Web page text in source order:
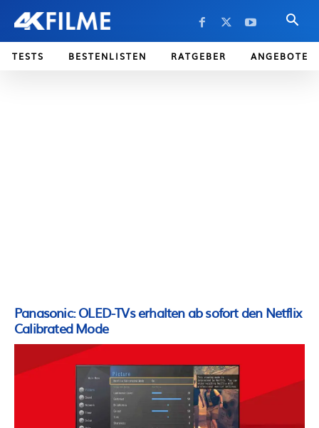
TESTS BESTENLISTEN RATGEBER ANGEBOTE
Panasonic: OLED-TVs erhalten ab sofort den Netflix
Calibrated Mode